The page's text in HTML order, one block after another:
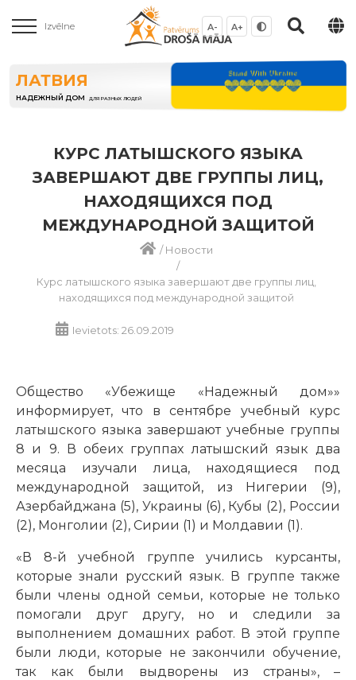
Izvēlne A- A+
ЛАТВИЯ
НАДЕЖНЫЙ ДОМ ДЛЯ РАЗНЫХ ЛЮДЕЙ
КУРС ЛАТЫШСКОГО ЯЗЫКА
ЗАВЕРШАЮТ ДВЕ ГРУППЫ ЛИЦ,
НАХОДЯЩИХСЯ ПОД
МЕЖДУНАРОДНОЙ ЗАЩИТОЙ
/Новости
/
Курс латышского языка завершают две группы лиц,
находящихся под международной защитой
Ievietots: 26.09.2019
Общество «Убежище «Надежный дом»»
информирует, что в сентябре учебный курс
латышского языка завершают учебные группы
8 и 9. В обеих группах латышский язык два
месяца изучали лица, находящиеся под
международной защитой, из Нигерии (9),
Азербайджана (5), Украины (6), Кубы (2), России
(2), Монголии (2), Сирии (1) и Молдавии (1).
«В 8-й учебной группе учились курсанты,
которые знали русский язык. В группе также
были члены одной семьи, которые не только
помогали друг другу, но и следили за
выполнением домашних работ. В этой группе
были люди, которые не закончили обучение,
так как были выдворены из страны», –